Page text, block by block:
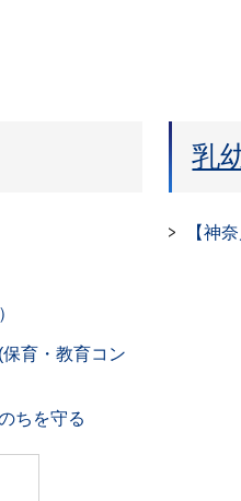
育・教育コン
ちを守る
乳
【神